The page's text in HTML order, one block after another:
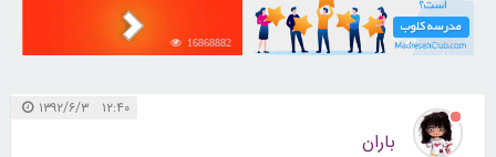
21728972
16868882
۱۲:۴۰ ۱۳۹۲/۶/۳
باران